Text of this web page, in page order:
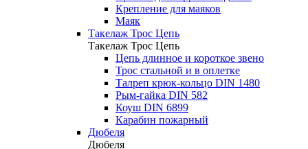
Крепление для маяков
Маяк
Такелаж Трос Цепь
Такелаж Трос Цепь
Цепь длинное и короткое звено
Трос стальной и в оплетке
Талреп крюк-кольцо DIN 1480
Рым-гайка DIN 582
Коуш DIN 6899
Карабин пожарный
Дюбеля
Дюбеля